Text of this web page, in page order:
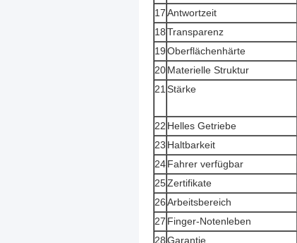
17Antwortzeit
18Transparenz
19Oberflächenhärte
20Materielle Struktur
21 Stärke
22 Helles Getriebe
23 Haltbarkeit
24Fahrer verfügbar
25Zertifikate
26Arbeitsbereich
27 Finger-Notenleben
28Garantie